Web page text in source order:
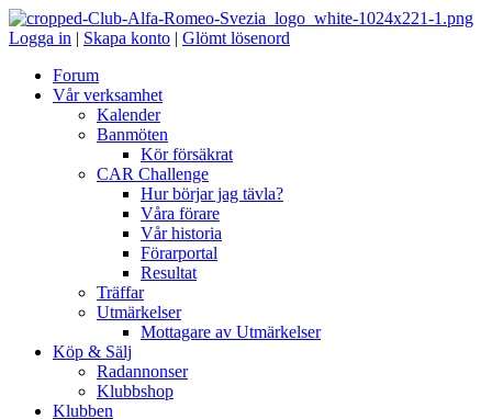
Logga in | Skapa konto | Glömt lösenord
Forum
Vår verksamhet
Kalender
Banmöten
Kör försäkrat
CAR Challenge
Hur börjar jag tävla?
Våra förare
Vår historia
Förarportal
Resultat
Träffar
Utmärkelser
Mottagare av Utmärkelser
Köp & Sälj
Radannonser
Klubbshop
Klubben